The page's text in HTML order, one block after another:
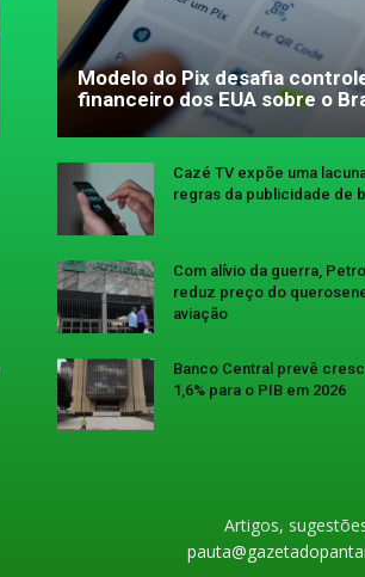
Modelo do Pix desafia
financeiro dos EUA sobre o
Cazé TV expõe uma
regras da publicidade de
Com alívio da guerra,
reduz preço do
aviação
Banco Central prevê
1,6% para o PIB em 2026
Artigos,